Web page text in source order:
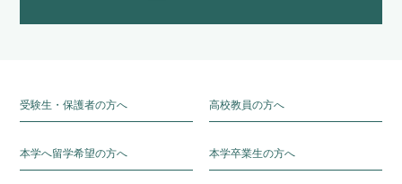
受験生・保護者の方へ 高校教員の方へ
本学へ留学希望の方へ 本学卒業生の方へ